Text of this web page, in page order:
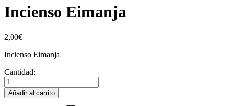
Incienso Eimanja
2,00€
Incienso Eimanja
Cantidad:
Incienso
Eimanja
cantidad
Añadir al carrito